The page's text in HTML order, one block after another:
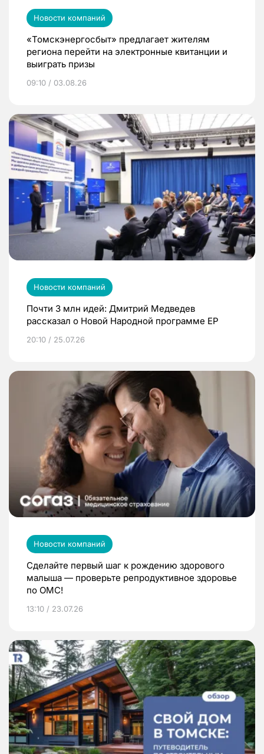
Новости компаний
«Томскэнергосбыт» предлагает жителям
региона перейти на электронные квитанции и
выиграть призы
09:10 / 03.08.26
Новости компаний
Почти 3 млн идей: Дмитрий Медведев
рассказал о Новой Народной программе ЕР
20:10 / 25.07.26
Новости компаний
Сделайте первый шаг к рождению здорового
малыша — проверьте репродуктивное здоровье
по ОМС!
13:10 / 23.07.26